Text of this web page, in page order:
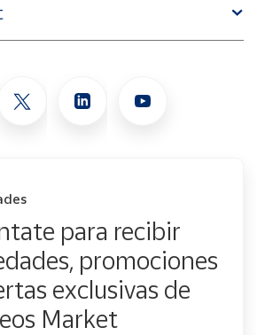
para recibir
promociones
exclusivas de
Market